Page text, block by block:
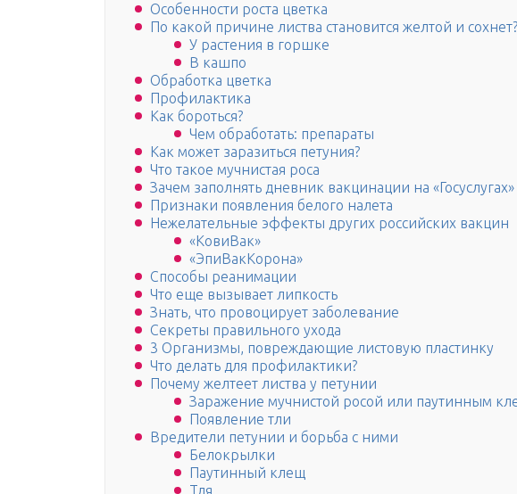
Особенности роста цветка
По какой причине листва становится желтой и сохнет?
У растения в горшке
В кашпо
Обработка цветка
Профилактика
Как бороться?
Чем обработать: препараты
Как может заразиться петуния?
Что такое мучнистая роса
Зачем заполнять дневник вакцинации на «Госуслугах»
Признаки появления белого налета
Нежелательные эффекты других российских вакцин
«КовиВак»
«ЭпиВакКорона»
Способы реанимации
Что еще вызывает липкость
Знать, что провоцирует заболевание
Секреты правильного ухода
3 Организмы, повреждающие листовую пластинку
Что делать для профилактики?
Почему желтеет листва у петунии
Заражение мучнистой росой или паутинным
Появление тли
Вредители петунии и борьба с ними
Белокрылки
Паутинный клещ
Тля